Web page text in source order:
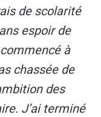
de scolarité
espoir de
à
chassée de
des
J’ai terminé